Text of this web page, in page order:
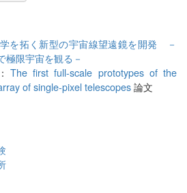
を拓く新型の宇宙線望遠鏡を開発 －
極限宇宙を観る－
The first full-scale prototypes of the
of single-pixel telescopes論文